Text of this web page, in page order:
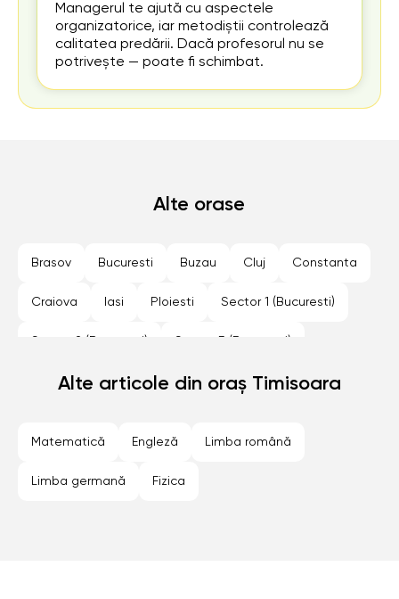
Managerul te ajută cu aspectele
organizatorice, iar metodiștii controlează
calitatea predării. Dacă profesorul nu se
potrivește — poate fi schimbat.
Alte orase
Brasov Bucuresti Buzau Cluj Constanta
Craiova Iasi Ploiesti Sector 1 (Bucuresti)
Sector 2 (Bucuresti) Sector 3 (Bucuresti)
Sector 4 (Bucuresti) Sector 5 (Bucuresti)
Alte articole din oraș Timisoara
Matematică Engleză Limba română
Limba germană Fizica